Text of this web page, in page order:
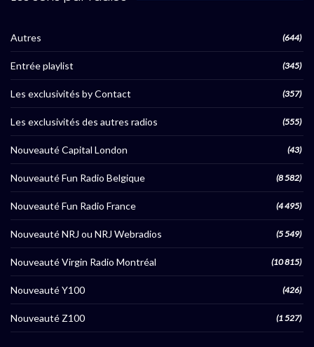
Autres (644)
Entrée playlist (345)
Les exclusivités by Contact (357)
Les exclusivités des autres radios (555)
Nouveauté Capital London (43)
Nouveauté Fun Radio Belgique (8 582)
Nouveauté Fun Radio France (4 495)
Nouveauté NRJ ou NRJ Webradios (5 549)
Nouveauté Virgin Radio Montréal (10 815)
Nouveauté Y100 (426)
Nouveauté Z100 (1 527)